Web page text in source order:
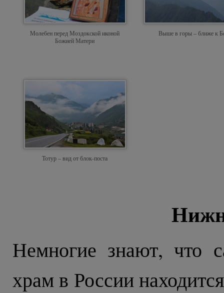
Молебен перед Моздокской иконой
Божией Матери
Выше в горы – ближе к
Тотур – вид от блок-поста
Немногие знают, что
храм в России